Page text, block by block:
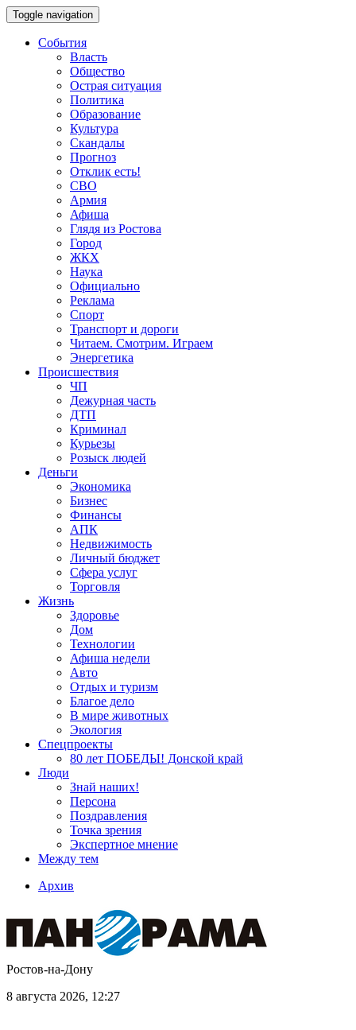
Toggle navigation
События
Власть
Общество
Острая ситуация
Политика
Образование
Культура
Скандалы
Прогноз
Отклик есть!
СВО
Армия
Афиша
Глядя из Ростова
Город
ЖКХ
Наука
Официально
Реклама
Спорт
Транспорт и дороги
Читаем. Смотрим. Играем
Энергетика
Происшествия
ЧП
Дежурная часть
ДТП
Криминал
Курьезы
Розыск людей
Деньги
Экономика
Бизнес
Финансы
АПК
Недвижимость
Личный бюджет
Сфера услуг
Торговля
Жизнь
Здоровье
Дом
Технологии
Афиша недели
Авто
Отдых и туризм
Благое дело
В мире животных
Экология
Спецпроекты
80 лет ПОБЕДЫ! Донской край
Люди
Знай наших!
Персона
Поздравления
Точка зрения
Экспертное мнение
Между тем
Архив
Ростов-на-Дону
8 августа 2026, 12:27